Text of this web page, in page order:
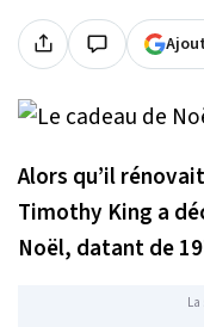
Alors qu’il
Timothy King a
Noël, datant de